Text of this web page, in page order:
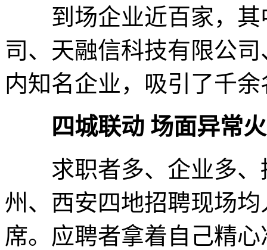
到场企业近百家，其
司、天融信科技有限公
内知名企业，吸引了千
四城联动 场面异常
求职者多、企业多、
州、西安四地招聘现场
席。应聘者拿着自己精